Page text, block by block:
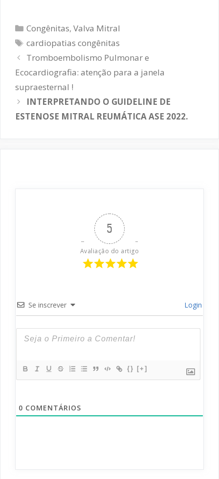
Categorias
Congênitas,Valva Mitral
Tags
cardiopatias congênitas
Navegação
de
Tromboembolismo Pulmonar e
Ecocardiografia: atenção para a janela
supraesternal !
INTERPRETANDO O GUIDELINE DE
ESTENOSE MITRAL REUMÁTICA ASE 2022.
5
Avaliação do artigo
Se inscrever Login
{} [+]
0 COMENTÁRIOS